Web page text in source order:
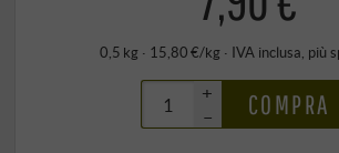
0,5 kg · 15,80 €/kg · IVA inclusa, più
+
–
COMPRA